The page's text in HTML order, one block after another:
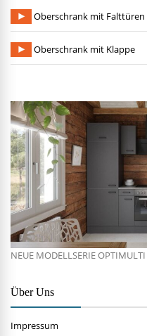
Oberschrank mit Falttüren
Oberschrank mit Klappe
NEUE MODELLSERIE OPTIMULTI
Über Uns
Impressum